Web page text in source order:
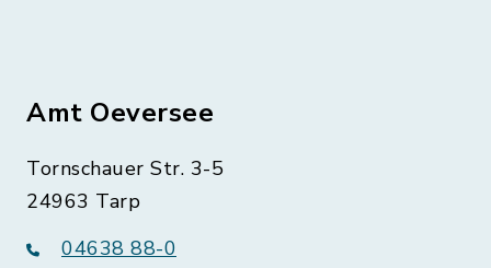
Amt Oeversee
Tornschauer Str. 3-5
24963 Tarp
04638 88-0